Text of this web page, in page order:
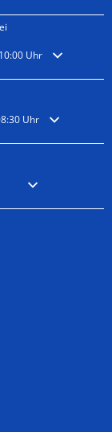
auszublenden
Uhr
auszublenden
Uhr
auszublenden
Von 09:00 bis 17:00